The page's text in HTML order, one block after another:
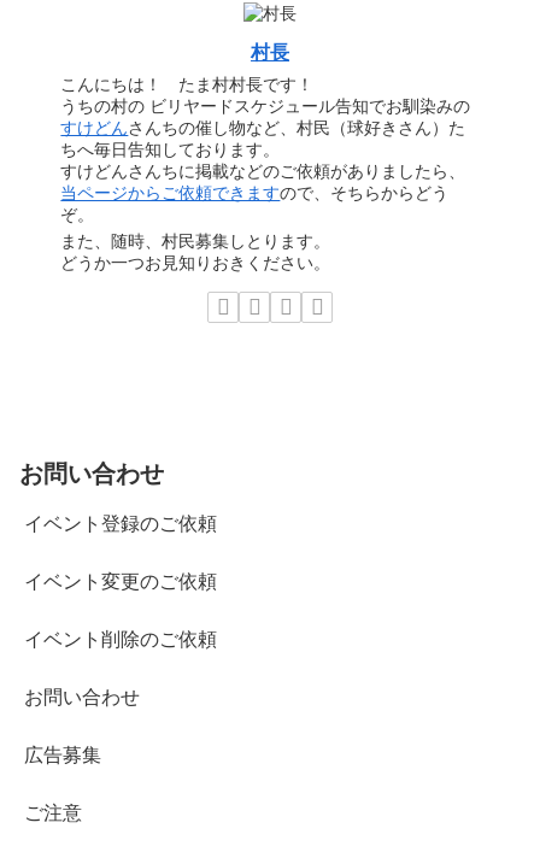
村長
こんにちは！ たま村村長です！
うちの村の ビリヤードスケジュール告知でお馴染みの
すけどんさんちの催し物など、村民（球好きさん）た
ちへ毎日告知しております。
すけどんさんちに掲載などのご依頼がありましたら、
当ページからご依頼できますので、そちらからどう
ぞ。
また、随時、村民募集しとります。
どうか一つお見知りおきください。
お問い合わせ
イベント登録のご依頼
イベント変更のご依頼
イベント削除のご依頼
お問い合わせ
広告募集
ご注意